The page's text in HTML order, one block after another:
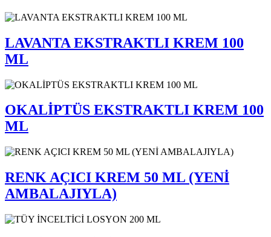
LAVANTA EKSTRAKTLI KREM 100
ML
OKALİPTÜS EKSTRAKTLI KREM 100
ML
RENK AÇICI KREM 50 ML (YENİ
AMBALAJIYLA)